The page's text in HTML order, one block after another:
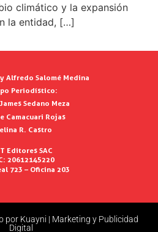
climático y la expansión
la entidad, […]
Alfredo Salomé Medina
Periodístico:
Sedano Meza
Camacuari Rojas
R. Castro
Editores SAC
20612145220
723 – Oficina 203
por Kuayni | Marketing y Publicidad
Digital